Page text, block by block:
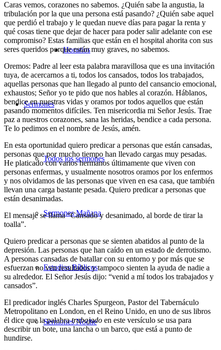
Horarios
Sermones
Todos los sermones
Sermones Mañana
Estudios Bíblicos
Sermones Noche
Caras vemos, corazones no sabemos. ¿Quién sabe la angustia, la
tribulación por la que una persona está pasando? ¿Quién sabe aquel
que perdió el trabajo y le quedan nueve días para pagar la renta y
qué cosas tiene que dejar de hacer para poder salir adelante con ese
compromiso? Estas familias que están en el hospital ahorita con sus
seres queridos porque están muy graves, no sabemos.
Oremos: Padre al leer esta palabra maravillosa que es una invitación
tuya, de acercarnos a ti, todos los cansados, todos los trabajados,
aquellas personas que han llegado al punto del cansancio emocional,
exhaustos; Señor yo te pido que nos hables al corazón. Háblanos,
bendice en nuestras vidas y oramos por todos aquellos que están
pasando momentos difíciles. Ten misericordia mi Señor Jesús. Trae
paz a nuestros corazones, sana las heridas, bendice a cada persona.
Te lo pedimos en el nombre de Jesús, amén.
En esta oportunidad quiero predicar a personas que están cansadas,
personas que por mucho tiempo han llevado cargas muy pesadas.
He platicado con varios hermanos últimamente que viven con
personas enfermas, y usualmente nosotros oramos por los enfermos
y nos olvidamos de las personas que viven en esa casa, que también
llevan una carga bastante pesada. Quiero predicar a personas que
están desanimadas.
El mensaje se llama“Cansado y desanimado, al borde de tirar la
toalla”.
Quiero predicar a personas que se sienten abatidos al punto de la
depresión. Las personas que han caído en un estado de derrotismo.
A personas cansadas de batallar con su entorno y por más que se
esfuerzan no ven resultados y tampoco sienten la ayuda de nadie a
su alrededor. El Señor Jesús dijo: “venid a mí todos los trabajados y
cansados”.
El predicador inglés Charles Spurgeon, Pastor del Tabernáculo
Metropolitano en London, en el Reino Unido, en uno de sus libros
él dice que la palabratrabajado en este versículo se usa para
describir un bote, una lancha o un barco, que está a punto de
hundirse.